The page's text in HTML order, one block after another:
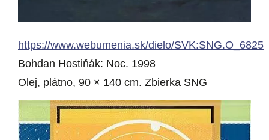
https://www.webumenia.sk/dielo/SVK:SNG.O_6825
Bohdan Hostiňák: Noc. 1998
Olej, plátno, 90 × 140 cm. Zbierka SNG